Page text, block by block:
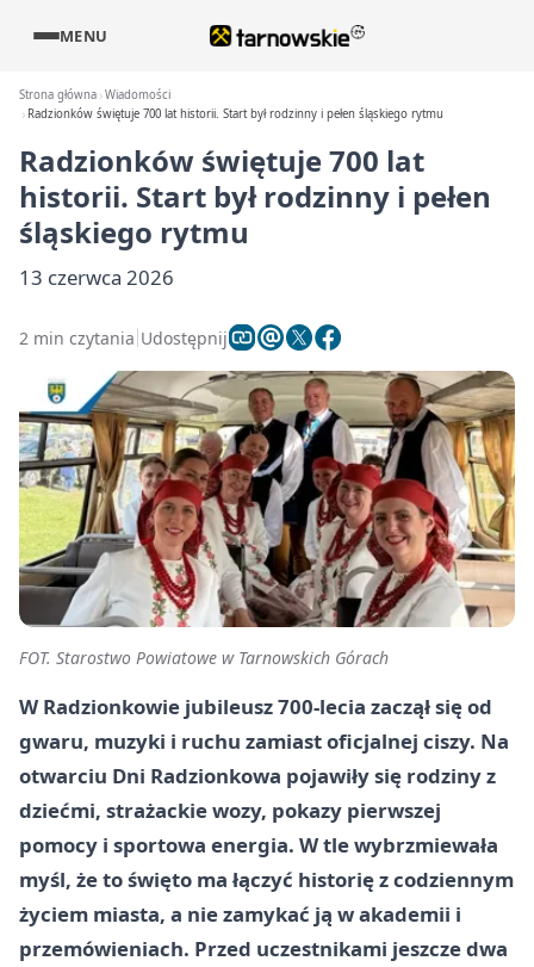
MENU
Strona główna Wiadomości
Radzionków świętuje 700 lat historii. Start był rodzinny i pełen śląskiego rytmu
Radzionków świętuje 700 lat
historii. Start był rodzinny i pełen
śląskiego rytmu
13 czerwca 2026
2 min czytania Udostępnij
FOT. Starostwo Powiatowe w Tarnowskich Górach
W Radzionkowie jubileusz 700-lecia zaczął się od
gwaru, muzyki i ruchu zamiast oficjalnej ciszy. Na
otwarciu Dni Radzionkowa pojawiły się rodziny z
dziećmi, strażackie wozy, pokazy pierwszej
pomocy i sportowa energia. W tle wybrzmiewała
myśl, że to święto ma łączyć historię z codziennym
życiem miasta, a nie zamykać ją w akademii i
przemówieniach. Przed uczestnikami jeszcze dwa